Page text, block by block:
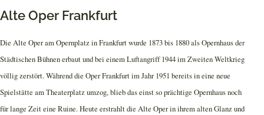
Alte Oper Frankfurt
Die Alte Oper am Opernplatz in Frankfurt wurde 1873 bis 1880 als Opernhaus der
Städtischen Bühnen erbaut und bei einem Luftangriff 1944 im Zweiten Weltkrieg
völlig zerstört. Während die Oper Frankfurt im Jahr 1951 bereits in eine neue
Spielstätte am Theaterplatz umzog, blieb das einst so prächtige Opernhaus noch
für lange Zeit eine Ruine. Heute erstrahlt die Alte Oper in ihrem alten Glanz und